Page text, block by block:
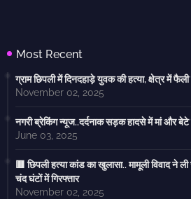
Most Recent
ग्राम छिपली में दिनदहाड़े युवक की हत्या, क्षेत्र में
November 02, 2025
नगरी ब्रेकिंग न्यूज..दर्दनाक सड़क हादसे में मां और बेटे
June 03, 2025
🟥 छिपली हत्या कांड का खुलासा.. मामूली विवाद ने
चंद घंटों में गिरफ्तार
November 02, 2025